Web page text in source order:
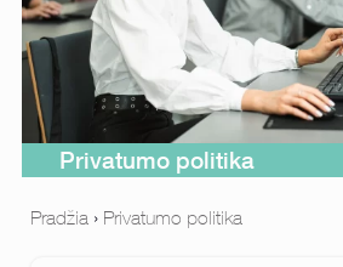
Privatumo politika
Pradžia › Privatumo politika